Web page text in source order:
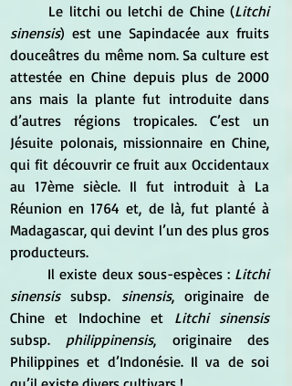
	Le litchi ou letchi de Chine (
Litchi
sinensis) est une Sapindacée aux fruits
douceâtres du même nom. Sa culture est
attestée en Chine depuis plus de 2000
ans mais la plante fut introduite dans
d’autres régions tropicales. C’est un
Jésuite polonais, missionnaire en Chine,
qui fit découvrir ce fruit aux Occidentaux
au 17ème siècle. Il fut introduit à La
Réunion en 1764 et, de là, fut planté à
Madagascar, qui devint l’un des plus gros
producteurs.
	Il existe deux sous-espèces :
Litchi
sinensis subsp. sinensis, originaire de
Chine et Indochine et
Litchi sinensis
subsp. philippinensis, originaire des
Philippines et d’Indonésie. Il va de soi